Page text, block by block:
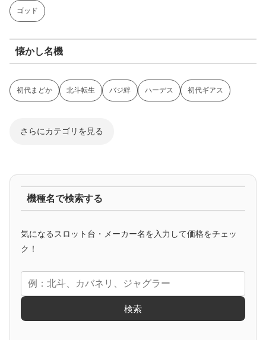
ゴッド
懐かし名機
初代まどか 北斗転生 バジ絆 ハーデス 初代ギアス
さらにカテゴリを見る
マイジャグ ファンキー アイム ゴージャグ ハッピー
アニメタイアップ
エヴァ コードギアス 化物語 炎炎ノ消防隊
機種名で検索する
気になるスロット台・メーカー名を入力して価格をチェッ
ク！
検索